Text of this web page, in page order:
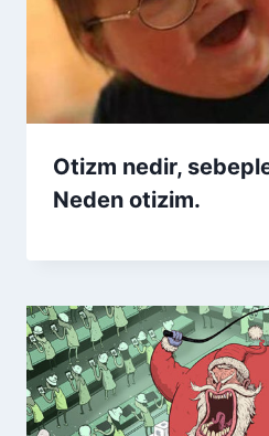
Otizm nedir,
Neden otizim.